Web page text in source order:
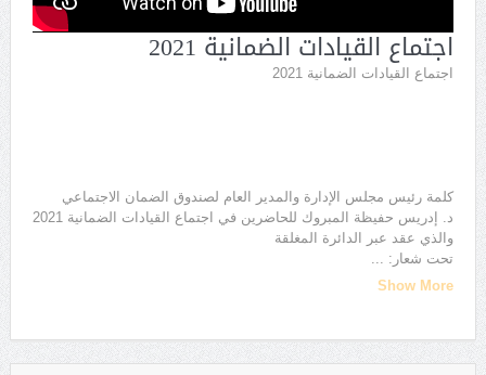
اجتماع القيادات الضمانية 2021
اجتماع القيادات الضمانية 2021
كلمة رئيس مجلس الإدارة والمدير العام لصندوق الضمان الاجتماعي
د. إدريس حفيظة المبروك للحاضرين في اجتماع القيادات الضمانية 2021
والذي عقد عبر الدائرة المغلقة
تحت شعار:
Show More